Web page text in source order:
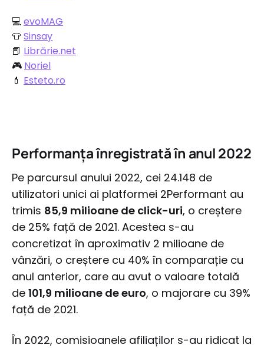
💻evoMAG
👕Sinsay
📕 Librărie.net
🎮 Noriel
💄 Esteto.ro
Performanța înregistrată în anul 2022
Pe parcursul anului 2022, cei 24.148 de
utilizatori unici ai platformei 2Performant au
trimis 85,9 milioane de click-uri, o creștere
de 25% față de 2021. Acestea s-au
concretizat în aproximativ 2 milioane de
vânzări, o creștere cu 40% în comparație cu
anul anterior, care au avut o valoare totală
de 101,9 milioane de euro, o majorare cu 39%
față de 2021.
În 2022, comisioanele afiliaților s-au ridicat la